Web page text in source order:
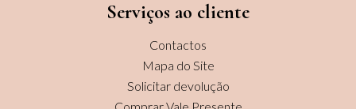
Serviços ao cliente
Contactos
Mapa do Site
Solicitar devolução